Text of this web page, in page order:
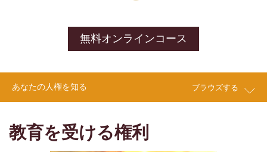
無料オンラインコース
あなたの人権を知る ブラウズする
教育を受ける権利